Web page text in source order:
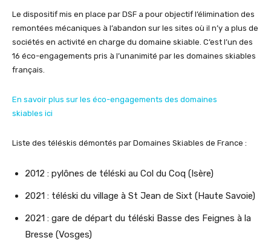
Le dispositif mis en place par DSF a pour objectif l’élimination des
remontées mécaniques à l’abandon sur les sites où il n’y a plus de
sociétés en activité en charge du domaine skiable. C’est l’un des
16 éco-engagements pris à l’unanimité par les domaines skiables
français.
En savoir plus sur les éco-engagements des domaines
skiables ici
Liste des téléskis démontés par Domaines Skiables de France :
2012 : pylônes de téléski au Col du Coq (Isère)
2021 : téléski du village à St Jean de Sixt (Haute Savoie)
2021 : gare de départ du téléski Basse des Feignes à la
Bresse (Vosges)